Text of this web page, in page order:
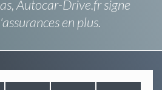
Autocar-Drive.fr signe
en plus.